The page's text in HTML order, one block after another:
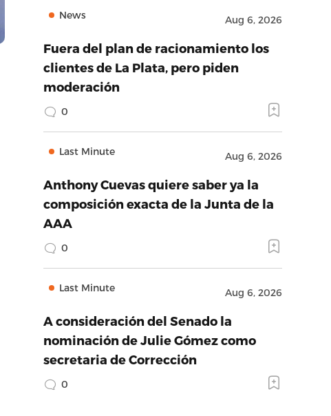
News Aug 6, 2026
Fuera del plan de racionamiento los
clientes de La Plata, pero piden
moderación
0
Last Minute Aug 6, 2026
Anthony Cuevas quiere saber ya la
composición exacta de la Junta de la
AAA
0
Last Minute Aug 6, 2026
A consideración del Senado la
nominación de Julie Gómez como
secretaria de Corrección
0